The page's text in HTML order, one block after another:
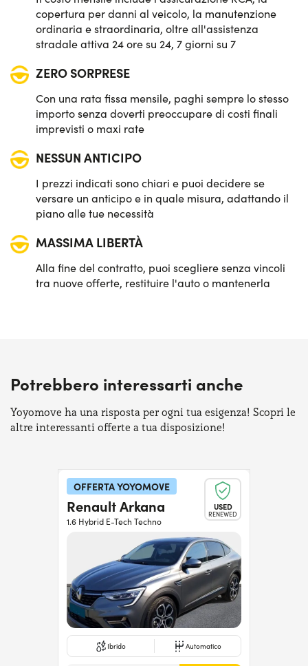
Potenza:321 CV
copertura per danni al veicolo, la manutenzione
ordinaria e straordinaria, oltre all'assistenza
stradale attiva 24 ore su 24, 7 giorni su 7
ZERO SORPRESE
Con una rata fissa mensile, paghi sempre lo stesso
importo senza doverti preoccupare di costi finali
imprevisti o maxi rate
NESSUN ANTICIPO
I prezzi indicati sono chiari e puoi decidere se
versare un anticipo e in quale misura, adattando il
piano alle tue necessità
MASSIMA LIBERTÀ
Alla fine del contratto, puoi scegliere senza vincoli
tra nuove offerte, restituire l'auto o mantenerla
Potrebbero interessarti anche
Yoyomove ha una risposta per ogni tua esigenza! Scopri le
altre interessanti offerte a tua disposizione!
OFFERTA YOYOMOVE
USED
RENEWED
Renault Arkana
1.6 Hybrid E-Tech Techno
Ibrido Automatico